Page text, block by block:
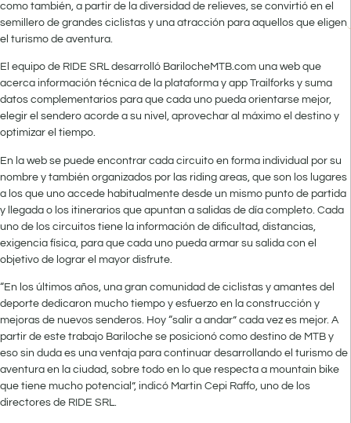
como también, a partir de la diversidad de relieves, se convirtió en el
semillero de grandes ciclistas y una atracción para aquellos que eligen
el turismo de aventura.
El equipo de RIDE SRL desarrolló BarilocheMTB.com una web que
acerca información técnica de la plataforma y app Trailforks y suma
datos complementarios para que cada uno pueda orientarse mejor,
elegir el sendero acorde a su nivel, aprovechar al máximo el destino y
optimizar el tiempo.
En la web se puede encontrar cada circuito en forma individual por su
nombre y también organizados por las riding areas, que son los lugares
a los que uno accede habitualmente desde un mismo punto de partida
y llegada o los itinerarios que apuntan a salidas de día completo. Cada
uno de los circuitos tiene la información de dificultad, distancias,
exigencia física, para que cada uno pueda armar su salida con el
objetivo de lograr el mayor disfrute.
“En los últimos años, una gran comunidad de ciclistas y amantes del
deporte dedicaron mucho tiempo y esfuerzo en la construcción y
mejoras de nuevos senderos. Hoy “salir a andar” cada vez es mejor. A
partir de este trabajo Bariloche se posicionó como destino de MTB y
eso sin duda es una ventaja para continuar desarrollando el turismo de
aventura en la ciudad, sobre todo en lo que respecta a mountain bike
que tiene mucho potencial”, indicó Martin Cepi Raffo, uno de los
directores de RIDE SRL.